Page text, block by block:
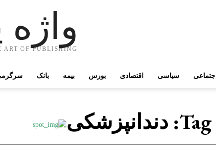
واژه
ART OF PUBLISHING
اجتماعی سیاسی اقتصادی بورس بیمه بانک
Tag: دندانپزشکی